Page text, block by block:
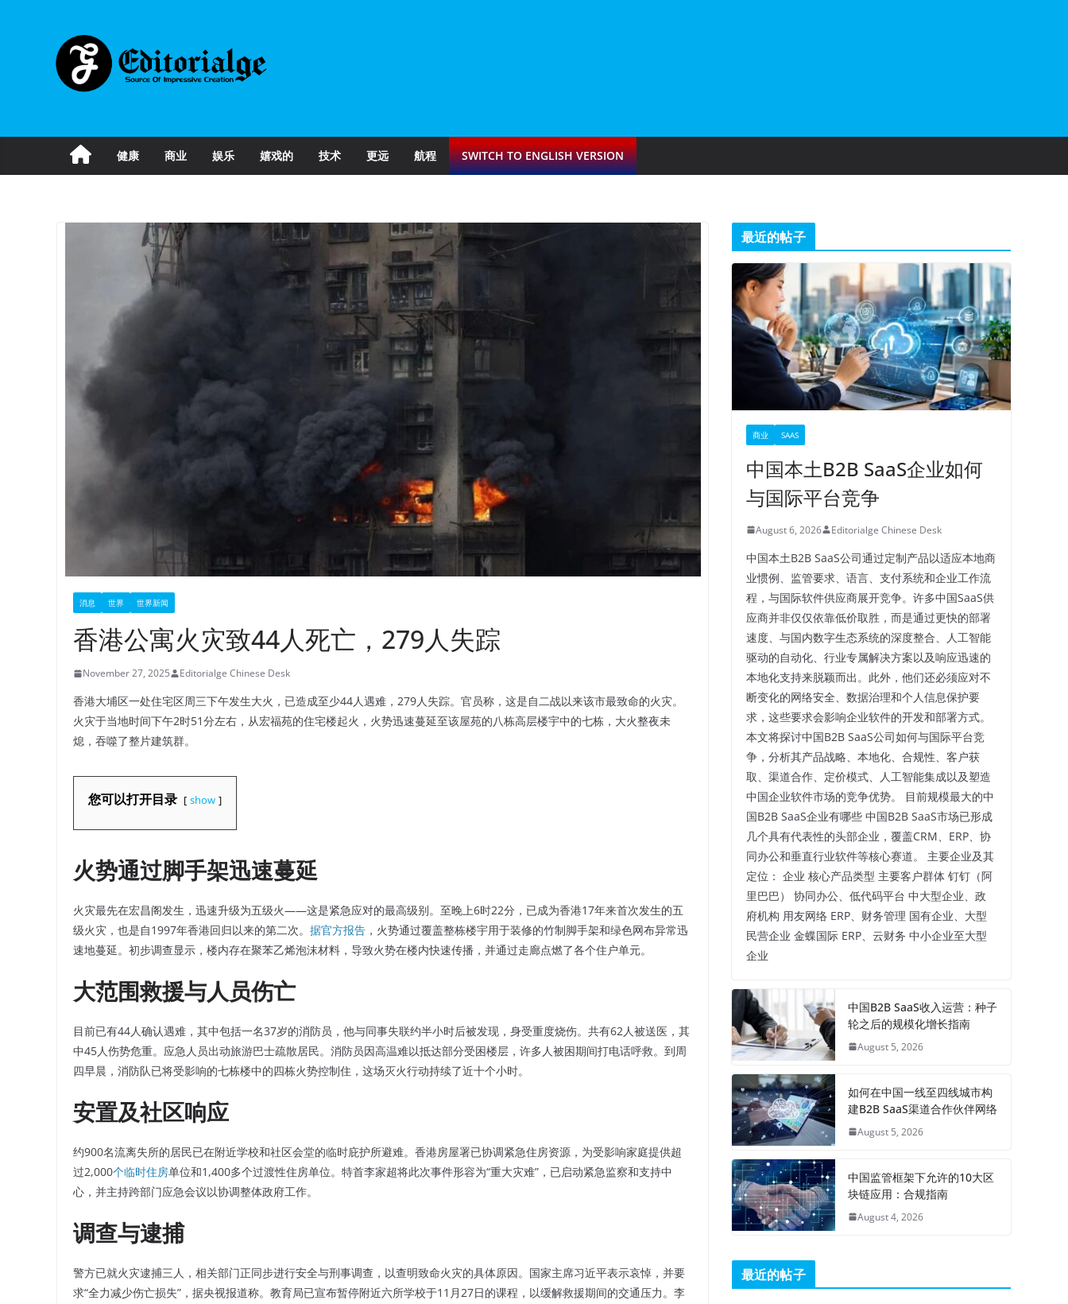
健康 商业 娱乐 嬉戏的 技术 更远 航程 SWITCH TO ENGLISH VERSION
消息 世界 世界新闻
香港公寓火灾致44人死亡，279人失踪
November 27, 2025 Editorialge Chinese Desk
香港大埔区一处住宅区周三下午发生大火，已造成至少44人遇难，279人失踪。官员称，这是自二战以来该市最致命的火灾。
火灾于当地时间下午2时51分左右，从宏福苑的住宅楼起火，火势迅速蔓延至该屋苑的八栋高层楼宇中的七栋，大火整夜未
熄，吞噬了整片建筑群。
您可以打开目录 show
火势通过脚手架迅速蔓延
火灾最先在宏昌阁发生，迅速升级为五级火——这是紧急应对的最高级别。至晚上6时22分，已成为香港17年来首次发生的五
级火灾，也是自1997年香港回归以来的第二次。 据官方报告 ，火势通过覆盖整栋楼宇用于装修的竹制脚手架和绿色网布异常迅
速地蔓延。初步调查显示，楼内存在聚苯乙烯泡沫材料，导致火势在楼内快速传播，并通过走廊点燃了各个住户单元。
大范围救援与人员伤亡
目前已有44人确认遇难，其中包括一名37岁的消防员，他与同事失联约半小时后被发现，身受重度烧伤。共有62人被送医，其
中45人伤势危重。应急人员出动旅游巴士疏散居民。消防员因高温难以抵达部分受困楼层，许多人被困期间打电话呼救。到周
四早晨，消防队已将受影响的七栋楼中的四栋火势控制住，这场灭火行动持续了近十个小时。
安置及社区响应
约900名流离失所的居民已在附近学校和社区会堂的临时庇护所避难。香港房屋署已协调紧急住房资源，为受影响家庭提供超
过2,000个临时住房单位和1,400多个过渡性住房单位。特首李家超将此次事件形容为“重大灾难”，已启动紧急监察和支持中
心，并主持跨部门应急会议以协调整体政府工作。
调查与逮捕
警方已就火灾逮捕三人，相关部门正同步进行安全与刑事调查，以查明致命火灾的具体原因。国家主席习近平表示哀悼，并要
求“全力减少伤亡损失”，据央视报道称。教育局已宣布暂停附近六所学校于11月27日的课程，以缓解救援期间的交通压力。李
最近的帖子
商业 SAAS
中国本土B2B SaaS企业如何
与国际平台竞争
August 6, 2026 Editorialge Chinese Desk
中国本土B2B SaaS公司通过定制产品以适应本地商
业惯例、监管要求、语言、支付系统和企业工作流
程，与国际软件供应商展开竞争。许多中国SaaS供
应商并非仅仅依靠低价取胜，而是通过更快的部署
速度、与国内数字生态系统的深度整合、人工智能
驱动的自动化、行业专属解决方案以及响应迅速的
本地化支持来脱颖而出。此外，他们还必须应对不
断变化的网络安全、数据治理和个人信息保护要
求，这些要求会影响企业软件的开发和部署方式。
本文将探讨中国B2B SaaS公司如何与国际平台竞
争，分析其产品战略、本地化、合规性、客户获
取、渠道合作、定价模式、人工智能集成以及塑造
中国企业软件市场的竞争优势。 目前规模最大的中
国B2B SaaS企业有哪些 中国B2B SaaS市场已形成
几个具有代表性的头部企业，覆盖CRM、ERP、协
同办公和垂直行业软件等核心赛道。 主要企业及其
定位： 企业 核心产品类型 主要客户群体 钉钉（阿
里巴巴） 协同办公、低代码平台 中大型企业、政
府机构 用友网络 ERP、财务管理 国有企业、大型
民营企业 金蝶国际 ERP、云财务 中小企业至大型
企业
中国B2B SaaS收入运营：种子
轮之后的规模化增长指南
August 5, 2026
如何在中国一线至四线城市构
建B2B SaaS渠道合作伙伴网络
August 5, 2026
中国监管框架下允许的10大区
块链应用：合规指南
August 4, 2026
最近的帖子